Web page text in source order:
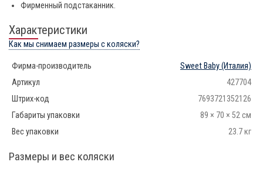
Фирменный подстаканник.
Характеристики
Как мы снимаем размеры с коляски?
Фирма-производитель Sweet Baby(Италия)
Артикул
427704
Штрих-код
7693721352126
Габариты упаковки
89 × 70 × 52 см
Вес упаковки
23.7 кг
Размеры и вес коляски